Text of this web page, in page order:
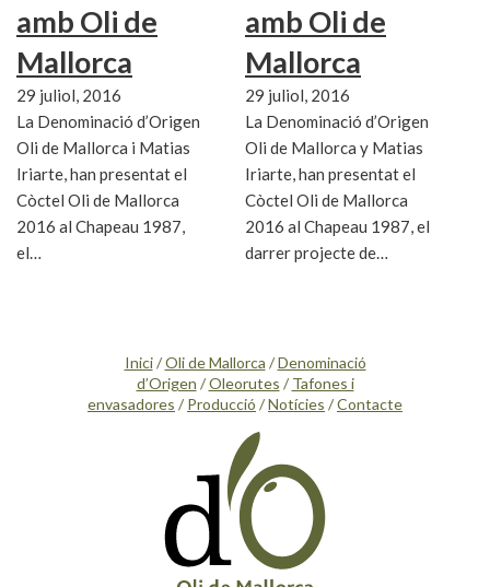
amb Oli de
Mallorca
29 juliol, 2016
La Denominació d’Origen
Oli de Mallorca i Matias
Iriarte, han presentat el
Còctel Oli de Mallorca
2016 al Chapeau 1987,
el…
amb Oli de
Mallorca
29 juliol, 2016
La Denominació d’Origen
Oli de Mallorca y Matias
Iriarte, han presentat el
Còctel Oli de Mallorca
2016 al Chapeau 1987, el
darrer projecte de…
Inici/Oli de Mallorca /Denominació
d’Origen /Oleorutes / Tafones i
envasadores / Producció /Notícies /Contacte